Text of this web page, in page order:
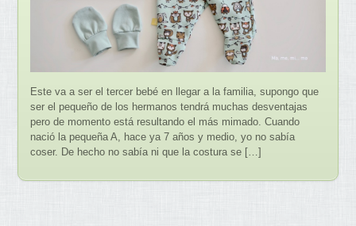
Este va a ser el tercer bebé en llegar a la familia, supongo que
ser el pequeño de los hermanos tendrá muchas desventajas
pero de momento está resultando el más mimado. Cuando
nació la pequeña A, hace ya 7 años y medio, yo no sabía
coser. De hecho no sabía ni que la costura se […]